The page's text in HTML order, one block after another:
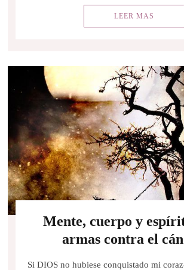
LEER MAS
Mente, cuerpo y
armas contra el
Si DIOS no hubiese conquistado mi